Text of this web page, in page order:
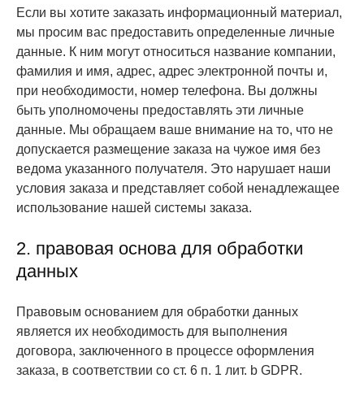
Если вы хотите заказать информационный материал,
мы просим вас предоставить определенные личные
данные. К ним могут относиться название компании,
фамилия и имя, адрес, адрес электронной почты и,
при необходимости, номер телефона. Вы должны
быть уполномочены предоставлять эти личные
данные. Мы обращаем ваше внимание на то, что не
допускается размещение заказа на чужое имя без
ведома указанного получателя. Это нарушает наши
условия заказа и представляет собой ненадлежащее
использование нашей системы заказа.
2. правовая основа для обработки
данных
Правовым основанием для обработки данных
является их необходимость для выполнения
договора, заключенного в процессе оформления
заказа, в соответствии со ст. 6 п. 1 лит. b GDPR.